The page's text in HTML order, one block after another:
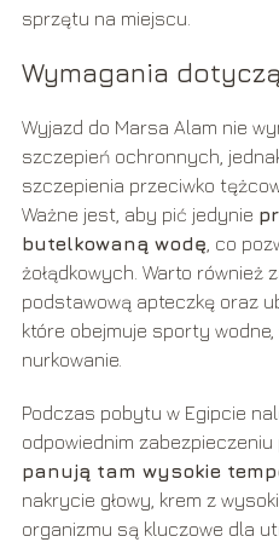
sprzętu na miejscu.
Wymagania
Wyjazd do Marsa Alam nie
szczepień ochronnych,
szczepienia przeciwko
Ważne jest, aby pić jedynie
butelkowaną wodę , co
żołądkowych. Warto również
podstawową apteczkę oraz
które obejmuje sporty
nurkowanie.
Podczas pobytu w Egipcie
odpowiednim
panują tam wysokie
nakrycie głowy, krem z
organizmu są kluczowe dla